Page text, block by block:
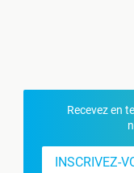
Recevez en
INSCRIVEZ-